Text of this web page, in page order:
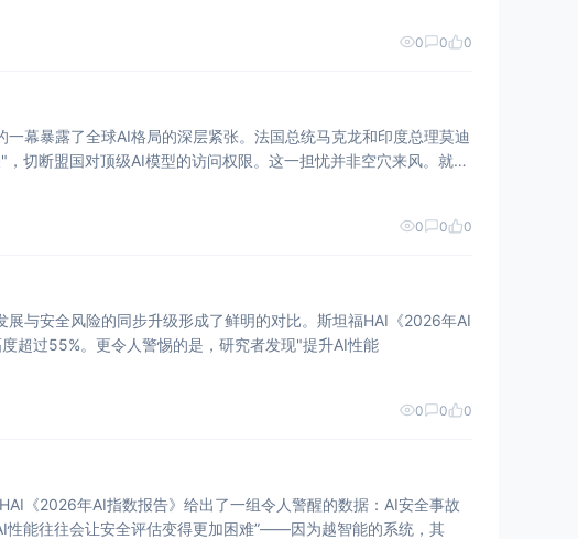
0 0 0
幕暴露了全球AI格局的深层紧张。法国总统马克龙和印度总理莫迪
断盟国对顶级AI模型的访问权限。这一担忧并非空穴来风。就在
0 0 0
与安全风险的同步升级形成了鲜明的对比。斯坦福HAI《2026年AI
超过55%。更令人警惕的是，研究者发现"提升AI性能
0 0 0
《2026年AI指数报告》给出了一组令人警醒的数据：AI安全事故
能往往会让安全评估变得更加困难”——因为越智能的系统，其